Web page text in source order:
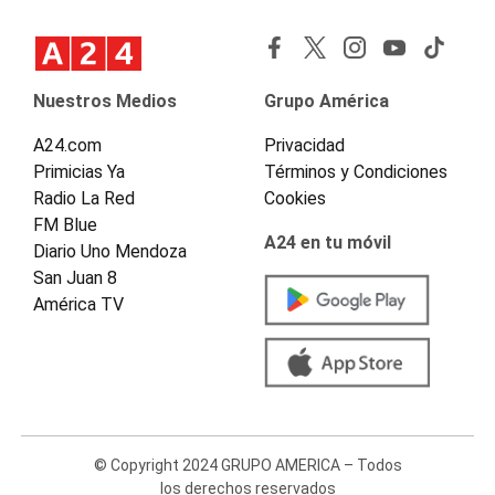
Nuestros Medios
A24.com
Primicias Ya
Radio La Red
FM Blue
Diario Uno Mendoza
San Juan 8
América TV
Grupo América
Privacidad
Términos y Condiciones
Cookies
A24 en tu móvil
© Copyright 2024 GRUPO AMERICA – Todos
los derechos reservados